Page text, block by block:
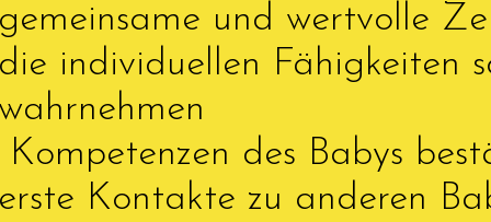
und wertvolle
individuellen Fähigkeiten
des Babys
Kontakte zu anderen